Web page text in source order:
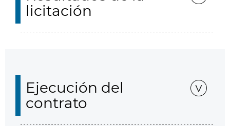
licitación
Ejecución del
contrato